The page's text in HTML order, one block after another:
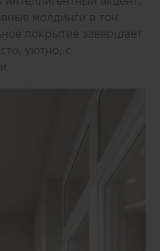
молдинги в тон
покрытие завершает
уютно, с